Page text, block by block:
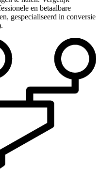
en betaalbare
gespecialiseerd in conversie